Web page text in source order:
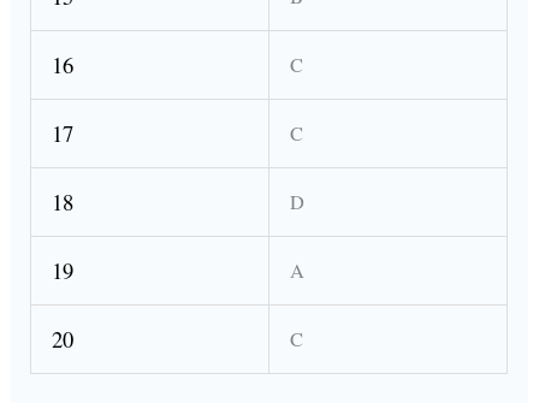
16 C
17 C
18 D
19 A
20 C